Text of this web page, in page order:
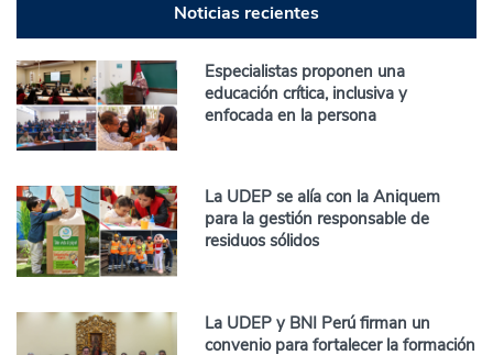
Noticias recientes
Especialistas proponen una
educación crítica, inclusiva y
enfocada en la persona
La UDEP se alía con la Aniquem
para la gestión responsable de
residuos sólidos
La UDEP y BNI Perú firman un
convenio para fortalecer la formación